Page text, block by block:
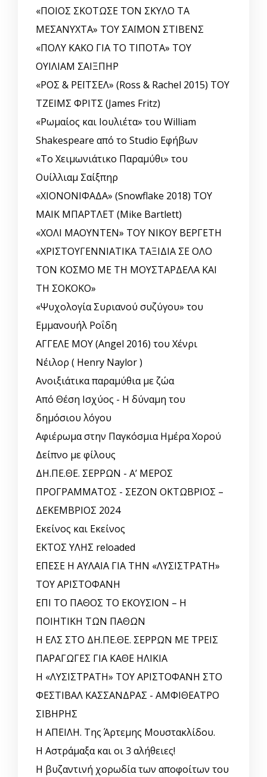
«ΠΟΙΟΣ ΣΚΟΤΩΣΕ ΤΟΝ ΣΚΥΛΟ ΤΑ
ΜΕΣΑΝΥΧΤΑ» ΤΟΥ ΣΑΪΜΟΝ ΣΤΙΒΕΝΣ
«ΠΟΛΥ ΚΑΚΟ ΓΙΑ ΤΟ ΤΙΠΟΤΑ» ΤΟΥ
ΟΥΙΛΙΑΜ ΣΑΙΞΠΗΡ
«ΡΟΣ & ΡΕΪΤΣΕΛ» (Ross & Rachel 2015) ΤΟΥ
ΤΖΕΙΜΣ ΦΡΙΤΣ (James Fritz)
«Ρωμαίος και Ιουλιέτα» του William
Shakespeare από το Studio Εφήβων
«Το Χειμωνιάτικο Παραμύθι» του
Ουίλλιαμ Σαίξπηρ
«ΧΙΟΝΟΝΙΦΑΔΑ» (Snowflake 2018) ΤΟΥ
ΜΑΙΚ ΜΠΑΡΤΛΕΤ (Mike Bartlett)
«ΧΟΛΙ ΜΑΟΥΝΤΕΝ» ΤΟΥ ΝΙΚΟΥ ΒΕΡΓΕΤΗ
«ΧΡΙΣΤΟΥΓΕΝΝΙΑΤΙΚΑ ΤΑΞΙΔΙΑ ΣΕ ΟΛΟ
ΤΟΝ ΚΟΣΜΟ ΜΕ ΤΗ ΜΟΥΣΤΑΡΔΕΛΑ ΚΑΙ
ΤΗ ΣΟΚΟΚΟ»
«Ψυχολογία Συριανού συζύγου» του
Εμμανουήλ Ροΐδη
ΑΓΓΕΛΕ ΜΟΥ (Angel 2016) του Χένρι
Νέιλορ ( Henry Naylor )
Ανοιξιάτικα παραμύθια με ζώα
Από Θέση Ισχύος - Η δύναμη του
δημόσιου λόγου
Αφιέρωμα στην Παγκόσμια Ημέρα Χορού
Δείπνο με φίλους
ΔΗ.ΠΕ.ΘΕ. ΣΕΡΡΩΝ - Α’ ΜΕΡΟΣ
ΠΡΟΓΡΑΜΜΑΤΟΣ - ΣΕΖΟΝ ΟΚΤΩΒΡΙΟΣ –
ΔΕΚΕΜΒΡΙΟΣ 2024
Εκείνος και Εκείνος
ΕΚΤΟΣ ΥΛΗΣ reloaded
ΕΠΕΣΕ Η ΑΥΛΑΙΑ ΓΙΑ ΤΗΝ «ΛΥΣΙΣΤΡΑΤΗ»
ΤΟΥ ΑΡΙΣΤΟΦΑΝΗ
ΕΠΙ ΤΟ ΠΑΘΟΣ ΤΟ ΕΚΟΥΣΙΟΝ – Η
ΠΟΙΗΤΙΚΗ ΤΩΝ ΠΑΘΩΝ
Η ΕΛΣ ΣΤΟ ΔΗ.ΠΕ.ΘΕ. ΣΕΡΡΩΝ ΜΕ ΤΡΕΙΣ
ΠΑΡΑΓΩΓΕΣ ΓΙΑ ΚΑΘΕ ΗΛΙΚΙΑ
Η «ΛΥΣΙΣΤΡΑΤΗ» ΤΟΥ ΑΡΙΣΤΟΦΑΝΗ ΣΤΟ
ΦΕΣΤΙΒΑΛ ΚΑΣΣΑΝΔΡΑΣ - ΑΜΦΙΘΕΑΤΡΟ
ΣΙΒΗΡΗΣ
Η ΑΠΕΙΛΗ. Της Άρτεμης Μουστακλίδου.
Η Αστράμαξα και οι 3 αλήθειες!
Η βυζαντινή χορωδία των αποφοίτων του